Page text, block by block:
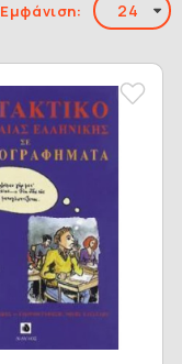
Εμφάνιση: